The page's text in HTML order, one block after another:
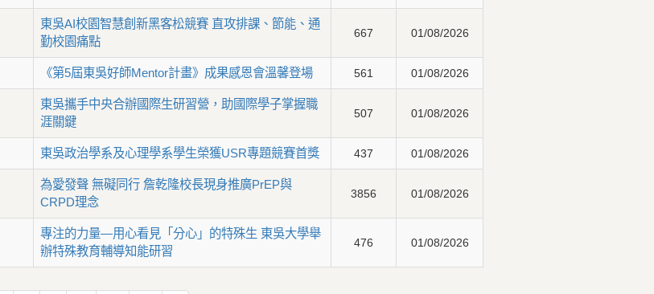
東吳AI校園智慧創新黑客松競賽 直攻排課、節能、通
勤校園痛點
667 01/08/2026
《第5屆東吳好師Mentor計畫》成果感恩會溫馨登場 561 01/08/2026
東吳攜手中央合辦國際生研習營，助國際學子掌握職
涯關鍵
507 01/08/2026
東吳政治學系及心理學系學生榮獲USR專題競賽首獎 437 01/08/2026
為愛發聲 無礙同行 詹乾隆校長現身推廣PrEP與
CRPD理念
3856 01/08/2026
專注的力量—用心看見「分心」的特殊生 東吳大學舉
辦特殊教育輔導知能研習
476 01/08/2026